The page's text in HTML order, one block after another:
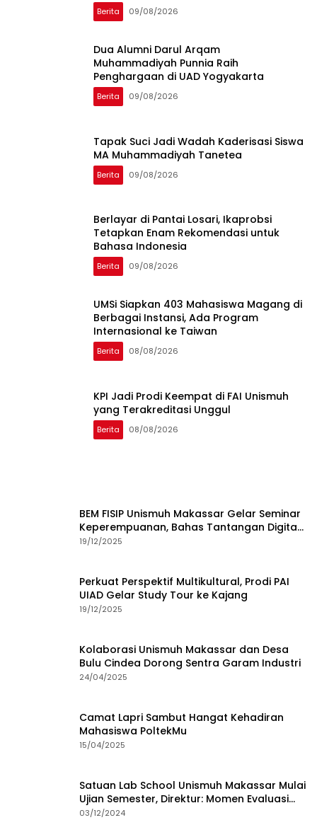
Berita 09/08/2026
Dua Alumni Darul Arqam
Muhammadiyah Punnia Raih
Penghargaan di UAD Yogyakarta
Berita 09/08/2026
Tapak Suci Jadi Wadah Kaderisasi Siswa
MA Muhammadiyah Tanetea
Berita 09/08/2026
Berlayar di Pantai Losari, Ikaprobsi
Tetapkan Enam Rekomendasi untuk
Bahasa Indonesia
Berita 09/08/2026
UMSi Siapkan 403 Mahasiswa Magang di
Berbagai Instansi, Ada Program
Internasional ke Taiwan
Berita 08/08/2026
KPI Jadi Prodi Keempat di FAI Unismuh
yang Terakreditasi Unggul
Berita 08/08/2026
BEM FISIP Unismuh Makassar Gelar Seminar
Keperempuanan, Bahas Tantangan Digital
dan Budaya Lokal
19/12/2025
Perkuat Perspektif Multikultural, Prodi PAI
UIAD Gelar Study Tour ke Kajang
19/12/2025
Kolaborasi Unismuh Makassar dan Desa
Bulu Cindea Dorong Sentra Garam Industri
24/04/2025
Camat Lapri Sambut Hangat Kehadiran
Mahasiswa PoltekMu
15/04/2025
Satuan Lab School Unismuh Makassar Mulai
Ujian Semester, Direktur: Momen Evaluasi
Proses Pembelajaran
03/12/2024